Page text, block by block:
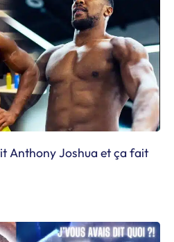
Anthony Joshua et ça fait